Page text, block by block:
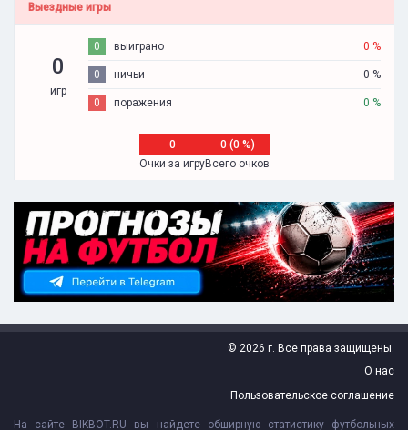
Выездные игры
0
игр
0 выиграно 0 %
0 ничьи 0 %
0 поражения 0 %
0
Очки за игру
0 (0 %)
Всего очков
© 2026 г. Все права защищены.
О нас
Пользовательское соглашение
На сайте BIKBOT.RU вы найдете обширную статистику футбольных